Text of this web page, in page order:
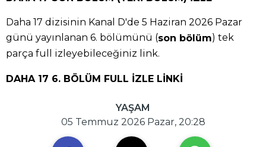
Daha 17 dizisinin Kanal D'de 5 Haziran 2026 Pazar
günü yayınlanan 6. bölümünü (son bölüm) tek
parça full izleyebileceğiniz link.
DAHA 17 6. BÖLÜM FULL İZLE LİNKİ
YAŞAM
05 Temmuz 2026 Pazar, 20:28